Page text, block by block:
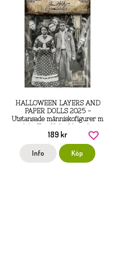
HALLOWEEN LAYERS AND
PAPER DOLLS 2025 -
Utstansade människofigurer m
189 kr
Info Köp